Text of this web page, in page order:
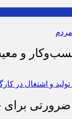
کسب‌وکار و
برای